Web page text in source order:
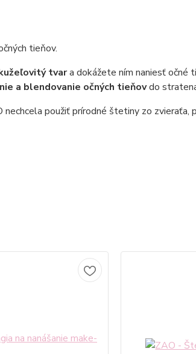
tieňov.
tvara dokážete ním naniesť očné
a blendovanie očných tieňovdo
nechcela použiť prírodné štetiny zo zvieraťa,